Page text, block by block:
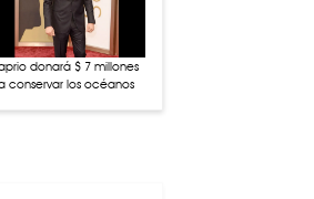
donará $ 7 millones
conservar los océanos